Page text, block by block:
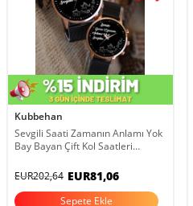
Kubbehan
Sevgili Saati Zamanın Anlamı Yok
Bay Bayan Çift Kol Saatleri
EUR202,64 EUR81,06
Sepete Ekle